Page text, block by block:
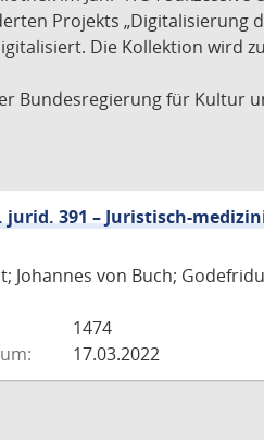
Projekts
Die Kollektion wird
Bundesregierung für Kultur
jurid. 391 – Juristisch-
Johannes von Buch;
1474
17.03.2022